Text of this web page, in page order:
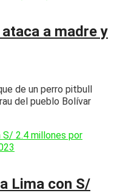
a madre y
de un perro pitbull
del pueblo Bolívar
Lima con S/